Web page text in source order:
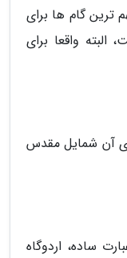
ترین گام ها برای
واقعا برای
آن شمایل مقدس
ساده، اردوگاه